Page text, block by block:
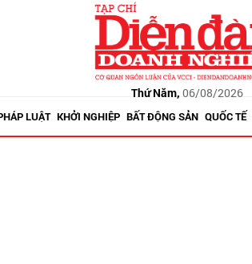
Thứ Năm, 06/08/2026
LUẬT KHỞI NGHIỆP BẤT ĐỘNG SẢN QUỐC TẾ